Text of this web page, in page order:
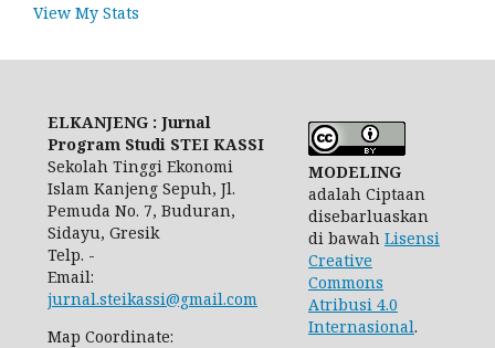
View My Stats
ELKANJENG : Jurnal
Program Studi STEI KASSI
Sekolah Tinggi Ekonomi
Islam Kanjeng Sepuh, Jl.
Pemuda No. 7, Buduran,
Sidayu, Gresik
Telp. -
Email:
jurnal.steikassi@gmail.com
Map Coordinate:
MODELING
adalah Ciptaan
disebarluaskan
di bawah Lisensi
Creative
Commons
Atribusi 4.0
Internasional.